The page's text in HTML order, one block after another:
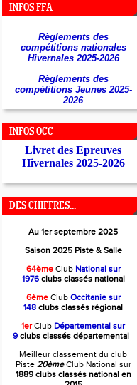
INFOS FFA
Règlements des
compétitions nationales
Hivernales 2025-2026
Règlements des
compétitions Jeunes 2025-
2026
INFOS OCC
Livret des Epreuves
Hivernales 2025-2026
DES CHIFFRES...
Au 1er septembre 2025
Saison 2025 Piste & Salle
64èmeClub National sur
1976 clubs classés national
6èmeClub Occitanie sur
148 clubs classés régional
1er Club Départemental sur
9 clubs classés départemental
Meilleur classement du club
Piste 20èmeClub National sur
1889 clubs classés national en